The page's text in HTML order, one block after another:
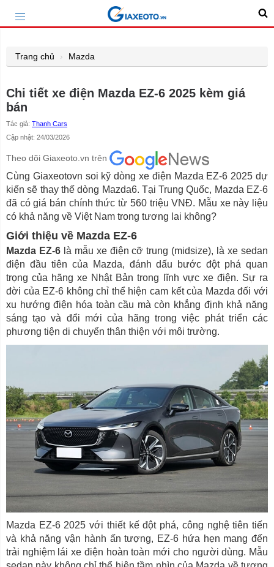
Trang chủ Mazda
Chi tiết xe điện Mazda EZ-6 2025 kèm giá
bán
Tác giả: Thanh Cars
Cập nhật: 24/03/2026
Theo dõi Giaxeoto.vn trên
Cùng Giaxeotovn soi kỹ dòng xe điện Mazda EZ-6 2025 dự
kiến sẽ thay thế dòng Mazda6. Tại Trung Quốc, Mazda EZ-6
đã có giá bán chính thức từ 560 triệu VNĐ. Mẫu xe này liệu
có khả năng về Việt Nam trong tương lai không?
Giới thiệu về Mazda EZ-6
Mazda EZ-6là mẫu xe điện cỡ trung (midsize), là xe sedan
điện đầu tiên của Mazda, đánh dấu bước đột phá quan
trọng của hãng xe Nhật Bản trong lĩnh vực xe điện. Sự ra
đời của EZ-6 không chỉ thể hiện cam kết của Mazda đối với
xu hướng điện hóa toàn cầu mà còn khẳng định khả năng
sáng tạo và đổi mới của hãng trong việc phát triển các
phương tiện di chuyển thân thiện với môi trường.
Mazda EZ-6 2025 với thiết kế đột phá, công nghệ tiên tiến
và khả năng vận hành ấn tượng, EZ-6 hứa hẹn mang đến
trải nghiệm lái xe điện hoàn toàn mới cho người dùng. Mẫu